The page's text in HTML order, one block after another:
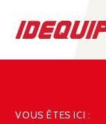
VOUS ÊTES ICI :